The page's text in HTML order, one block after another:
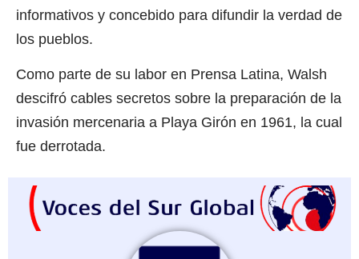
informativos y concebido para difundir la verdad de
los pueblos.
Como parte de su labor en Prensa Latina, Walsh
descifró cables secretos sobre la preparación de la
invasión mercenaria a Playa Girón en 1961, la cual
fue derrotada.